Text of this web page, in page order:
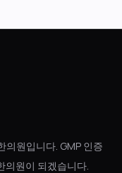
의원입니다. GMP 인증
의원이 되겠습니다.